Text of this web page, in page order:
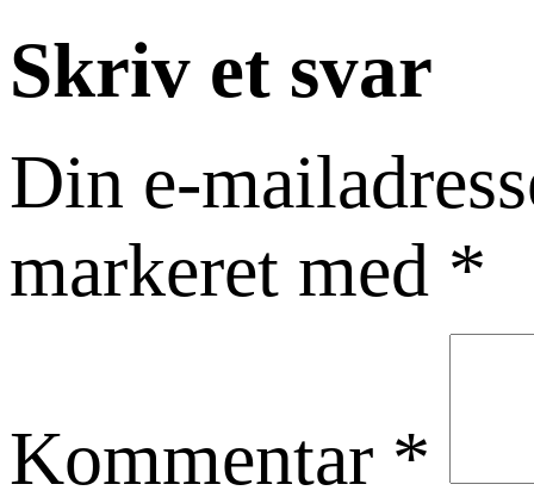
Skriv et svar
Din e-
markeret med *
Kommentar *